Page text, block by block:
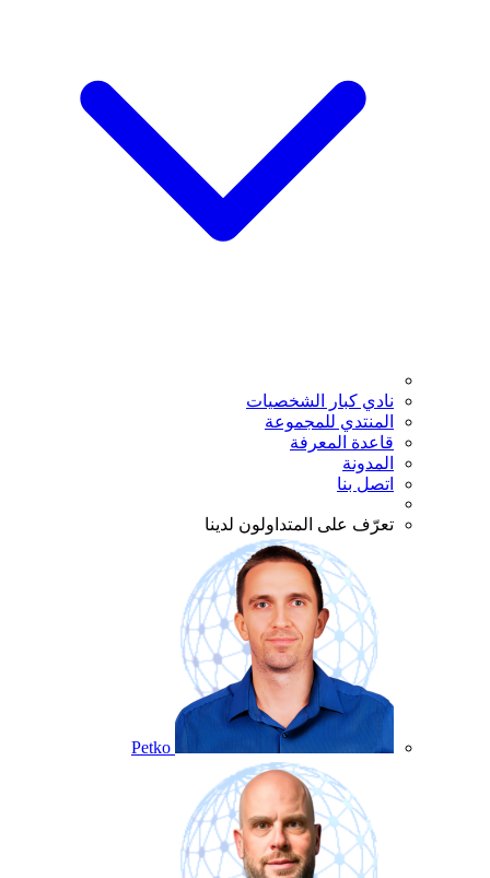
نادي كبار الشخصيات
المنتدي للمجموعة
قاعدة المعرفة
المدونة
اتصل بنا
تعرّف على المتداولون لدينا